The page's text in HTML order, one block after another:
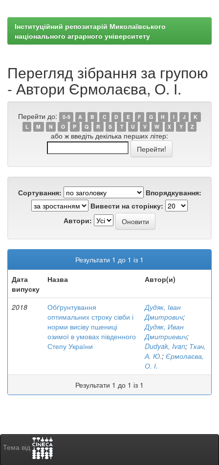
Інституційний репозитарій Миколаївського
національного аграрного університету
Перегляд зібрання за групою
- Автори Єрмолаєва, О. І.
Перейти до: 0-9 A B C D E F G H I J
K
L
M N O P Q R S T U V W X Y Z
або ж введіть декілька перших літер:
Сортування:
Впорядкування:
Вивести на сторінку:
Автори:
Результати 1 до 1 із 1
Дата
випуску
Назва Автор(и)
2018
Обґрунтування
оптимальних строку сівби і
норми висіву пшениці
озимої в умовах південного
Степу України
Дудяк, Іван
Дмитрович;
Дудяк, Иван
Дмитриевич;
Dudyak, Ivan; Ткач,
А. Ю.; Єрмолаєва,
О. І.
Результати 1 до 1 із 1
Тема від